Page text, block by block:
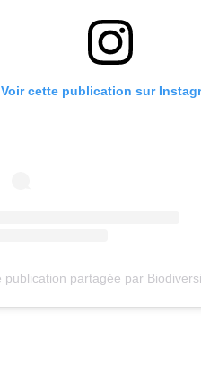
Voir cette publication sur